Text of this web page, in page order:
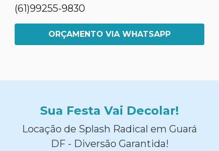
(61)99255-9830
ORÇAMENTO VIA WHATSAPP
Sua Festa Vai Decolar!
Locação de Splash Radical em Guará
DF - Diversão Garantida!